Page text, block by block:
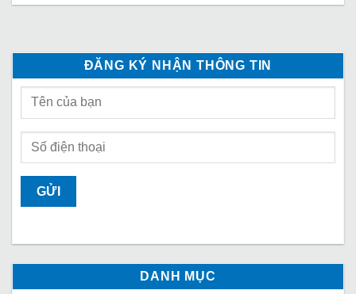
ĐĂNG KÝ NHẬN THÔNG TIN
DANH MỤC